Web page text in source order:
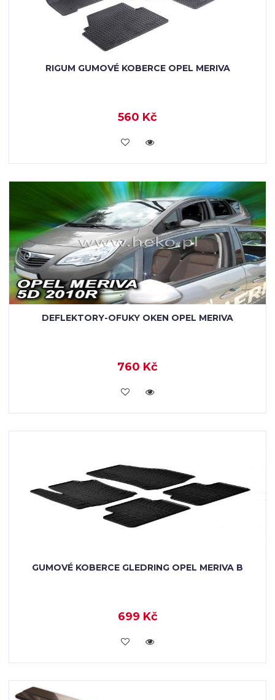
RIGUM GUMOVÉ KOBERCE OPEL MERIVA
560 Kč
KOUPIT
DEFLEKTORY-OFUKY OKEN OPEL MERIVA
760 Kč
KOUPIT
GUMOVÉ KOBERCE GLEDRING OPEL MERIVA B
699 Kč
KOUPIT